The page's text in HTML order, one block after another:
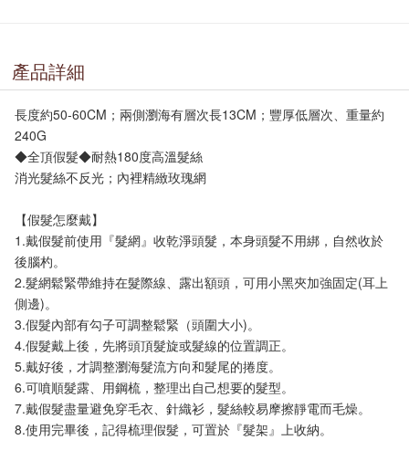
產品詳細
長度約50-60CM；兩側瀏海有層次長13CM；豐厚低層次、重量約
240G
◆全頂假髮◆耐熱180度高溫髮絲
消光髮絲不反光；內裡精緻玫瑰網
【假髮怎麼戴】
1.戴假髮前使用『髮網』收乾淨頭髮，本身頭髮不用綁，自然收於
後腦杓。
2.髮網鬆緊帶維持在髮際線、露出額頭，可用小黑夾加強固定(耳上
側邊)。
3.假髮內部有勾子可調整鬆緊（頭圍大小)。
4.假髮戴上後，先將頭頂髮旋或髮線的位置調正。
5.戴好後，才調整瀏海髮流方向和髮尾的捲度。
6.可噴順髮露、用鋼梳，整理出自己想要的髮型。
7.戴假髮盡量避免穿毛衣、針織衫，髮絲較易摩擦靜電而毛燥。
8.使用完畢後，記得梳理假髮，可置於『髮架』上收納。